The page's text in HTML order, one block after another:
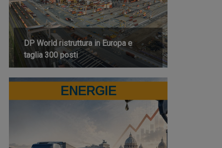
DP World ristruttura in Europa e
taglia 300 posti
ENERGIE